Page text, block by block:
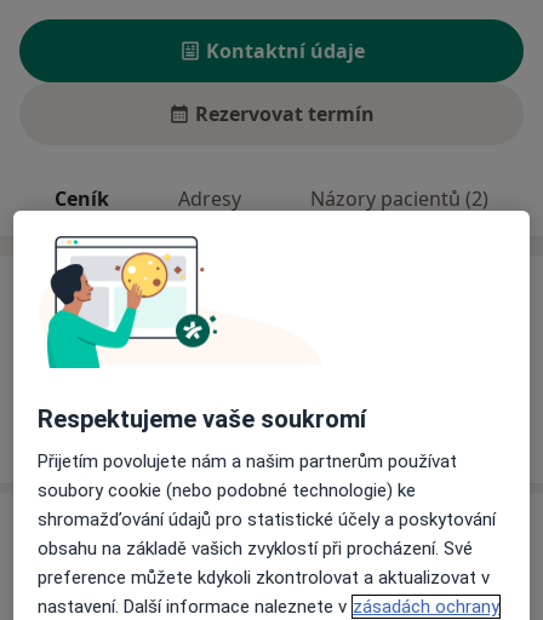
Kontaktní údaje
Rezervovat termín
Ceník Adresy Názory pacientů (2)
Ceník
Informace o službách a cenách nejsou k dispozici
Tento specialista ještě nepřidával žádné informace o
Adresa
Sam. ordinace PL - stomatologa
Čelakovského 116, Chrudim53701
Respektujeme vaše soukromí
Přijetím povolujete nám a našim partnerům používat
soubory cookie (nebo podobné technologie) ke
shromažďování údajů pro statistické účely a poskytování
obsahu na základě vašich zvyklostí při procházení. Své
preference můžete kdykoli zkontrolovat a aktualizovat v
nastavení. Další informace naleznete v zásadách ochrany